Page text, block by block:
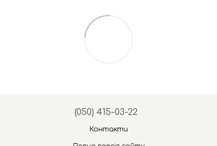
(050) 415-03-22
Контакти